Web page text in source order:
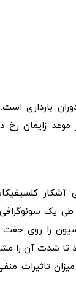
بارداری است.
زایمان رخ
آشکار
طی یک
را روی
شدت آن را
تاثیرات